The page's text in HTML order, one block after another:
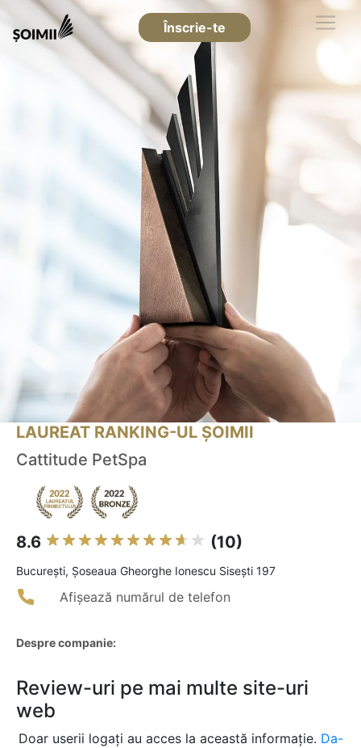
Înscrie-te
LAUREAT RANKING-UL ȘOIMII
Cattitude PetSpa
8.6 (10)
Bucureşti, Șoseaua Gheorghe Ionescu Sisești 197
Afișează numărul de telefon
Despre companie:
Review-uri pe mai multe site-uri
web
Doar userii logați au acces la această informație. Da-